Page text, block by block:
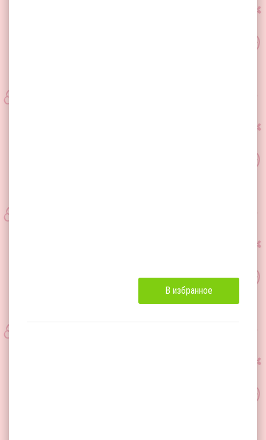
В избранное